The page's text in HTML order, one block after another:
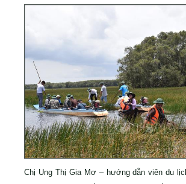
Chị Ung Thị Gia Mơ – hướng dẫn viên du